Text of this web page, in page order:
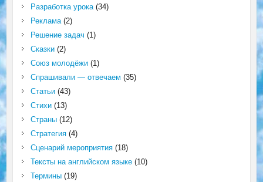
Разработка урока(34)
Реклама(2)
Решение задач (1)
Сказки(2)
Союз молодёжи(1)
Спрашивали — отвечаем (35)
Статьи(43)
Стихи(13)
Страны(12)
Стратегия(4)
Сценарий мероприятия(18)
Тексты на английском языке(10)
Термины(19)